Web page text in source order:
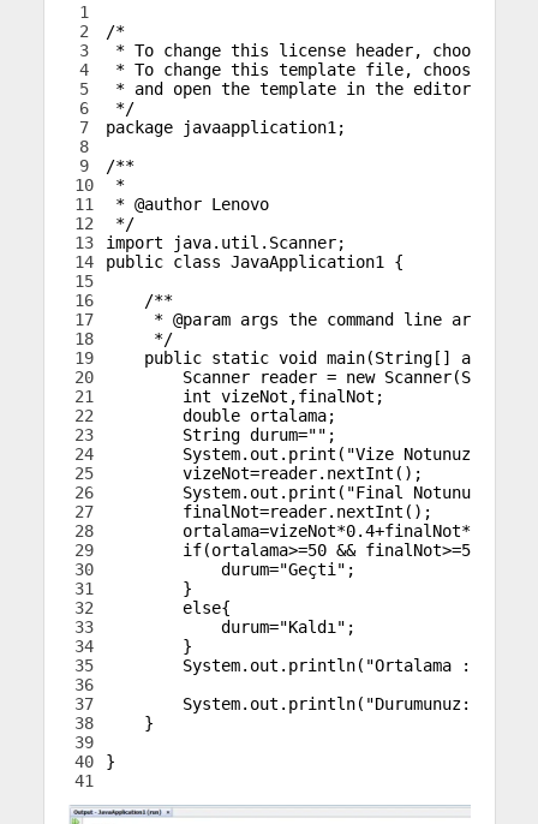
1
2
3
4
5
6
7
8
9
10
11
12
13
14
15
16
17
18
19
20
21
22
23
24
25
26
27
28
29
30
31
32
33
34
35
36
37
38
39
40
41
/*
* To change this license header, choose
* To change this template file, choose
* and open the template in the editor.
*/
package
javaapplication1 ;
/**
*
* @author Lenovo
*/
import
java. util . Scanner;
public class JavaApplication1
{
/**
* @param args the command line arguments
*/
public static void main(String[ ] args
Scanner
reader = new Scanner(System
int vizeNot ,finalNot ;
double ortalama;
String durum="" ;
System. out . print ( "Vize Notunuzu
vizeNot=reader. nextInt ( ) ;
System. out . print ( "Final Notunuzu
finalNot=reader. nextInt ( ) ;
ortalama=vizeNot*0.4+finalNot*0.6
if(ortalama>=50 && finalNot>=50
durum="Geçti" ;
}
else{
durum="Kaldı" ;
}
System. out . println( "Ortalama : "
System. out . println( "Durumunuz: "
}
}